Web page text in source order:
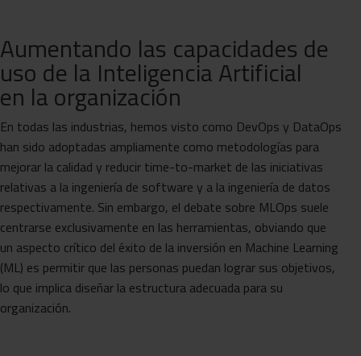
Aumentando las capacidades de
uso de la Inteligencia Artificial
en la organización
En todas las industrias, hemos visto como DevOps y DataOps
han sido adoptadas ampliamente como metodologías para
mejorar la calidad y reducir time-to-market de las iniciativas
relativas a la ingeniería de software y a la ingeniería de datos
respectivamente. Sin embargo, el debate sobre MLOps suele
centrarse exclusivamente en las herramientas, obviando que
un aspecto crítico del éxito de la inversión en Machine Learning
(ML) es permitir que las personas puedan lograr sus objetivos,
lo que implica diseñar la estructura adecuada para su
organización.